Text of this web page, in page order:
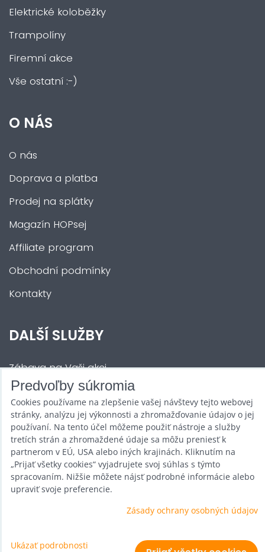
Elektrické koloběžky
Trampolíny
Firemní akce
Vše ostatní :-)
O NÁS
O nás
Doprava a platba
Prodej na splátky
Magazín HOPsej
Affiliate program
Obchodní podmínky
Kontakty
DALŠÍ SLUŽBY
Zábava na Vaši akci
Půjčovna
Promotéři
Kurzy a setkání
Velkoobchod
Nabídka práce
Zásady ochrany osobných údajov
Predvoľby súkromia
Cookies používame na zlepšenie vašej návštevy tejto webovej
stránky, analýzu jej výkonnosti a zhromažďovanie údajov o jej
používaní. Na tento účel môžeme použiť nástroje a služby
tretích strán a zhromaždené údaje sa môžu preniesť k
partnerom v EÚ, USA alebo iných krajinách. Kliknutím na
„Prijať všetky cookies“ vyjadrujete svoj súhlas s týmto
spracovaním. Nižšie môžete nájsť podrobné informácie alebo
upraviť svoje preferencie.
Zásady ochrany osobných údajov
Ukázať podrobnosti